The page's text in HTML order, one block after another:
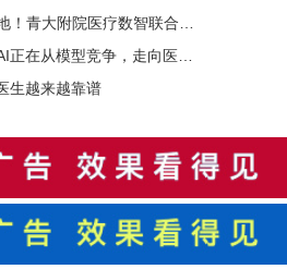
院医疗数智联合实验室正式启用
模型竞争，走向医疗体系的重构
生越来越靠谱